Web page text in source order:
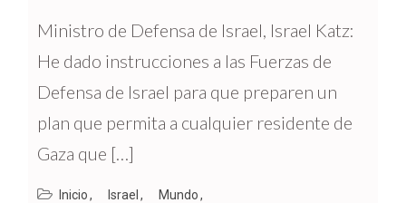
Ministro de Defensa de Israel, Israel Katz:
He dado instrucciones a las Fuerzas de
Defensa de Israel para que preparen un
plan que permita a cualquier residente de
Gaza que […]
Inicio Israel Mundo